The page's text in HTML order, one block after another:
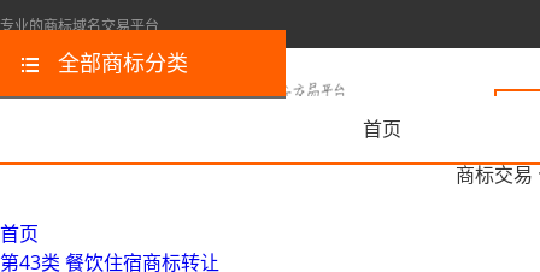
专业的商标域名交易平台
首页
商标交易
全部商标分类
首页
第43类 餐饮住宿商标转让